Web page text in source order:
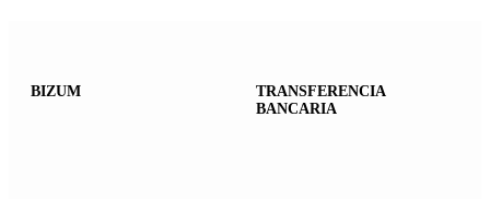
BIZUM
TRANSFERENCIA
BANCARIA